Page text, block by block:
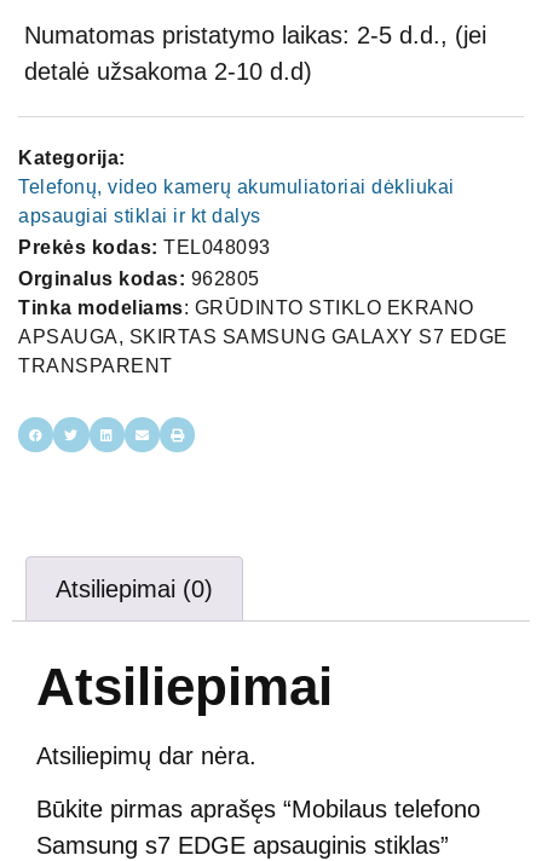
Numatomas pristatymo laikas: 2-5 d.d., (jei
detalė užsakoma 2-10 d.d)
Kategorija:
Telefonų, video kamerų akumuliatoriai dėkliukai
apsaugiai stiklai ir kt dalys
Prekės kodas: TEL048093
Orginalus kodas: 962805
Tinka modeliams: GRŪDINTO STIKLO EKRANO
APSAUGA, SKIRTAS SAMSUNG GALAXY S7 EDGE
TRANSPARENT
Atsiliepimai (0)
Atsiliepimai
Atsiliepimų dar nėra.
Būkite pirmas aprašęs “Mobilaus telefono
Samsung s7 EDGE apsauginis stiklas”